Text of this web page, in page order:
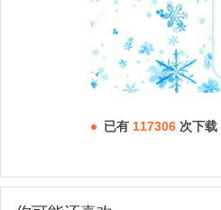
已有 117306 次下载